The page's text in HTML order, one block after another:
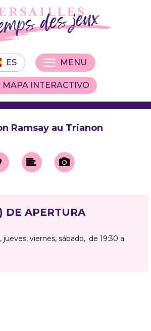
ES
MAPA INTERACTIVO
MENU
Ramsay au Trianon
DE APERTURA
jueves, viernes, sábado
de 19:30 a